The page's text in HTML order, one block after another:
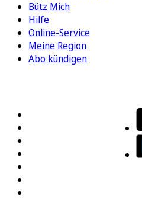
Bütz Mich
Hilfe
Online-Service
Meine Region
Abo kündigen